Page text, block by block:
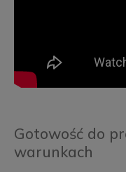
Gotowość do
warunkach